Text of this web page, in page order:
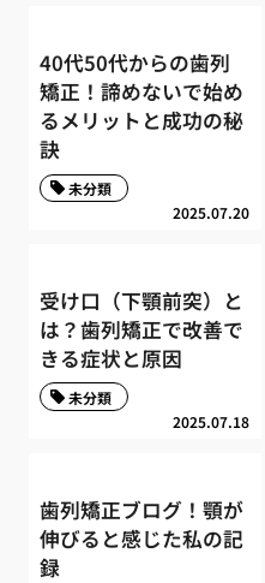
40代50代からの歯列
矯正！諦めないで始め
るメリットと成功の秘
訣
2025.07.20
未分類
受け口（下顎前突）と
は？歯列矯正で改善で
きる症状と原因
2025.07.18
未分類
歯列矯正ブログ！顎が
伸びると感じた私の記
録